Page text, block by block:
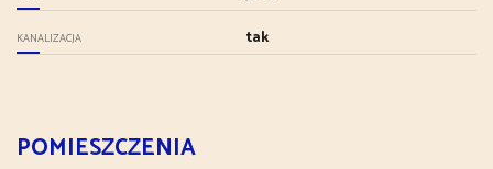
KANALIZACJA tak
POMIESZCZENIA